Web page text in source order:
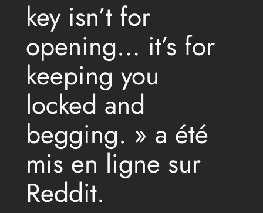
key isn’t for
opening… it’s for
keeping you
locked and
begging. » a été
mis en ligne sur
Reddit.